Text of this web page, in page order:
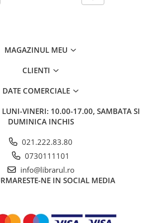
adulti
MAGAZINUL MEU
CLIENTI
DATE COMERCIALE
LUNI-VINERI: 10.00-17.00, SAMBATA SI
DUMINICA INCHIS
021.222.83.80
0730111101
info@librarul.ro
NE IN SOCIAL MEDIA